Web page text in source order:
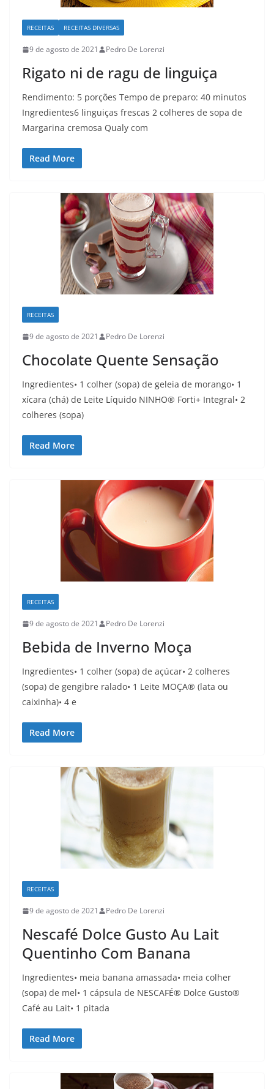
RECEITAS RECEITAS DIVERSAS
9 de agosto de 2021 Pedro De Lorenzi
Rigato ni de ragu de linguiça
Rendimento: 5 porções Tempo de preparo: 40 minutos
Ingredientes6 linguiças frescas 2 colheres de sopa de
Margarina cremosa Qualy com
Read More
RECEITAS
9 de agosto de 2021 Pedro De Lorenzi
Chocolate Quente Sensação
Ingredientes• 1 colher (sopa) de geleia de morango• 1
xícara (chá) de Leite Líquido NINHO® Forti+ Integral• 2
colheres (sopa)
Read More
RECEITAS
9 de agosto de 2021 Pedro De Lorenzi
Bebida de Inverno Moça
Ingredientes• 1 colher (sopa) de açúcar• 2 colheres
(sopa) de gengibre ralado• 1 Leite MOÇA® (lata ou
caixinha)• 4 e
Read More
RECEITAS
9 de agosto de 2021 Pedro De Lorenzi
Nescafé Dolce Gusto Au Lait
Quentinho Com Banana
Ingredientes• meia banana amassada• meia colher
(sopa) de mel• 1 cápsula de NESCAFÉ® Dolce Gusto®
Café au Lait• 1 pitada
Read More